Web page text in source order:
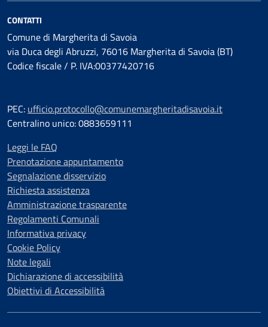
CONTATTI
Comune di Margherita di Savoia
via Duca degli Abruzzi, 76016 Margherita di Savoia (BT)
Codice fiscale / P. IVA:00377420716
PEC: ufficio.protocollo@comunemargheritadisavoia.it
Centralino unico: 0883659111
Leggi le FAQ
Prenotazione appuntamento
Segnalazione disservizio
Richiesta assistenza
Amministrazione trasparente
Regolamenti Comunali
Informativa privacy
Cookie Policy
Note legali
Dichiarazione di accessibilità
Obiettivi di Accessibilità